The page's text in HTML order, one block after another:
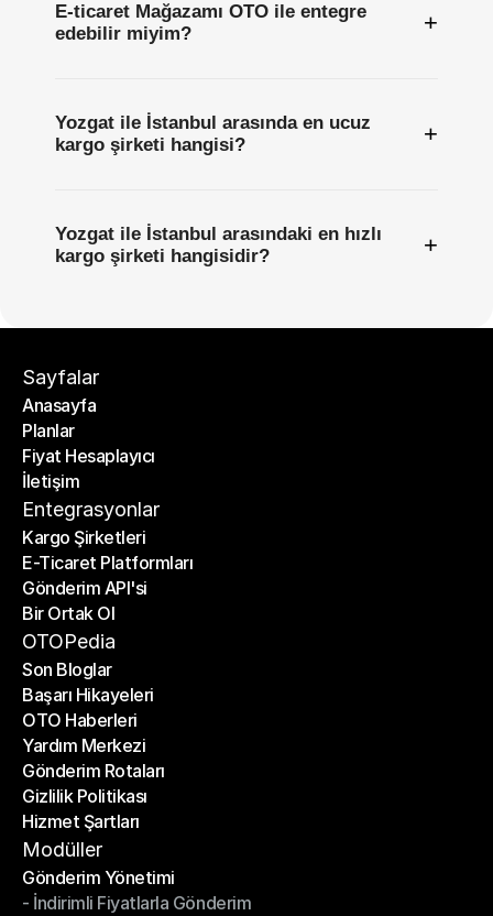
E-ticaret Mağazamı OTO ile entegre
edebilir miyim?
+
Yozgat ile İstanbul arasında en ucuz
kargo şirketi hangisi?
+
Yozgat ile İstanbul arasındaki en hızlı
kargo şirketi hangisidir?
+
Sayfalar
Anasayfa
Anasayfa
Planlar
Planlar
Fiyat Hesaplayıcı
Fiyat Hesaplayıcı
İletişim
İletişim
Entegrasyonlar
Kargo Şirketleri
Kargo Şirketleri
E-Ticaret Platformları
E-Ticaret Platformları
Gönderim API'si
Gönderim API'si
Bir Ortak Ol
Bir Ortak Ol
OTOPedia
Son Bloglar
Son Bloglar
Başarı Hikayeleri
Başarı Hikayeleri
OTO Haberleri
OTO Haberleri
Yardım Merkezi
Yardım Merkezi
Gönderim Rotaları
Gönderim Rotaları
Gizlilik Politikası
Gizlilik Politikası
Hizmet Şartları
Hizmet Şartları
Modüller
Gönderim Yönetimi
Gönderim Yönetimi
- İndirimli Fiyatlarla Gönderim